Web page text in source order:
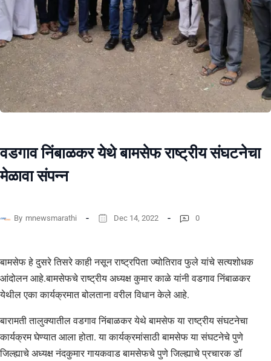
वडगाव निंबाळकर येथे बामसेफ राष्ट्रीय संघटनेचा
मेळावा संपन्न
By mnewsmarathi Dec 14, 2022 0
बामसेफ हे दुसरे तिसरे काही नसून राष्ट्रपिता ज्योतिराव फुले यांचे सत्यशोधक
आंदोलन आहे.बामसेफचे राष्ट्रीय अध्यक्ष कुमार काळे यांनी वडगाव निंबाळकर
येथील एका कार्यक्रमात बोलताना वरील विधान केले आहे.
बारामती तालुक्यातील वडगाव निंबाळकर येथे बामसेफ या राष्ट्रीय संघटनेचा
कार्यक्रम घेण्यात आला होता. या कार्यक्रमांसाठी बामसेफ या संघटनेचे पुणे
जिल्ह्याचे अध्यक्ष नंदकुमार गायकवाड बामसेफचे पुणे जिल्ह्याचे प्रचारक डॉ